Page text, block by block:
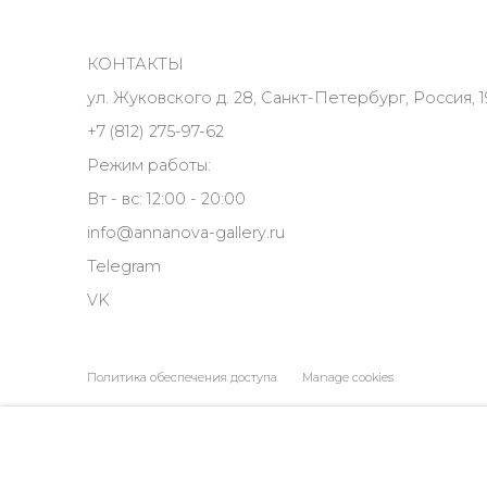
КОНТАКТЫ
ул. Жуковского д. 28, Санкт-Петербург, Россия,
+7 (812) 275-97-62
Режим работы:
Вт - вс: 12:00 - 20:00
info@annanova-gallery.ru
Telegram
VK
Политика обеспечения доступа Manage cookies
COPYRIGHT © 2026 ANNA NOVA GALLERY SITE BY ARTLOGIC